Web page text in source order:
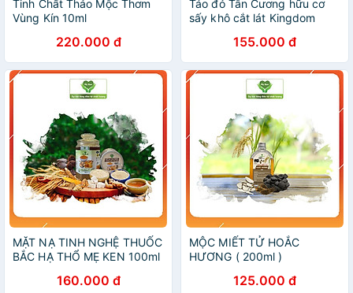
Tinh Chất Thảo Mộc Thơm
Vùng Kín 10ml
220.000 đ
Táo đỏ Tân Cương hữu cơ
sấy khô cắt lát Kingdom
hạng hộp 55g - KQ
155.000 đ
MẶT NẠ TINH NGHỆ THUỐC
BẮC HẠ THỔ MẸ KEN 100ml
160.000 đ
MỘC MIẾT TỬ HOẮC
HƯƠNG ( 200ml )
125.000 đ